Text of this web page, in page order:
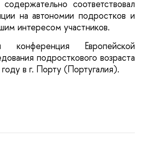
соответствовал
на автономии подростков и
интересом участников.
конференция Европейской
подросткового возраста
в г. Порту (Португалия).